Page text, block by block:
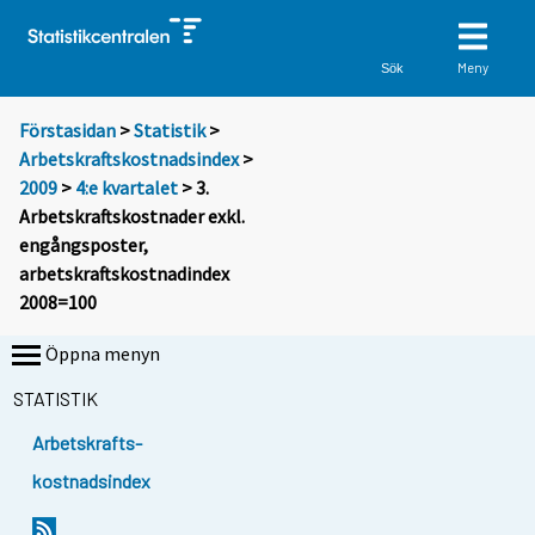
Sök Meny
Förstasidan >Statistik >
Arbetskraftskostnadsindex>
2009 > 4:e kvartalet > 3.
Arbetskraftskostnader exkl.
engångsposter,
arbetskraftskostnadindex
2008=100
Öppna menyn
STATISTIK
Arbetskrafts-
kostnadsindex